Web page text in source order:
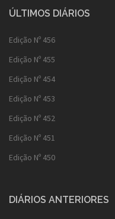
ÚLTIMOS DIÁRIOS
Edição Nº 456
Edição Nº 455
Edição Nº 454
Edição Nº 453
Edição Nº 452
Edição Nº 451
Edição Nº 450
DIÁRIOS ANTERIORES